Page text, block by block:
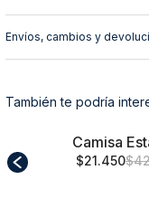
Envíos, cambios y
También te podría
M
Camisa
$21.450$